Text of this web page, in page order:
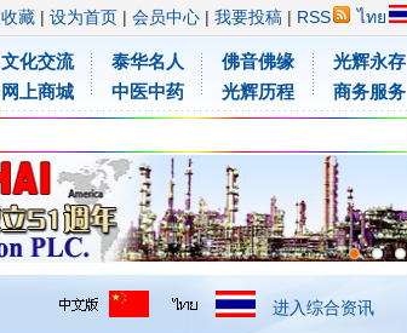
藏 | 设为首页 | 会员中心 | 我要投稿 | RSS ไทย
文化交流
网上商城
泰华名人
中医中药
佛音佛缘
光辉历程
光辉永存
商务服务
进入综合资讯